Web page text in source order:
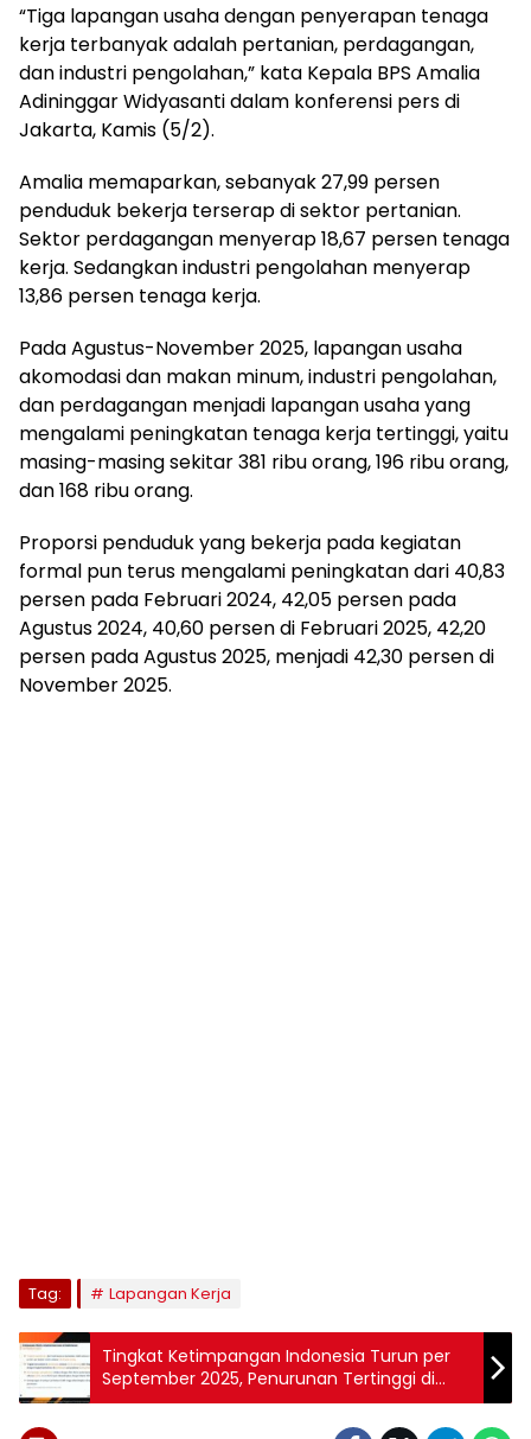
“Tiga lapangan usaha dengan penyerapan tenaga
kerja terbanyak adalah pertanian, perdagangan,
dan industri pengolahan,” kata Kepala BPS Amalia
Adininggar Widyasanti dalam konferensi pers di
Jakarta, Kamis (5/2).
Amalia memaparkan, sebanyak 27,99 persen
penduduk bekerja terserap di sektor pertanian.
Sektor perdagangan menyerap 18,67 persen tenaga
kerja. Sedangkan industri pengolahan menyerap
13,86 persen tenaga kerja.
Pada Agustus-November 2025, lapangan usaha
akomodasi dan makan minum, industri pengolahan,
dan perdagangan menjadi lapangan usaha yang
mengalami peningkatan tenaga kerja tertinggi, yaitu
masing-masing sekitar 381 ribu orang, 196 ribu orang,
dan 168 ribu orang.
Proporsi penduduk yang bekerja pada kegiatan
formal pun terus mengalami peningkatan dari 40,83
persen pada Februari 2024, 42,05 persen pada
Agustus 2024, 40,60 persen di Februari 2025, 42,20
persen pada Agustus 2025, menjadi 42,30 persen di
November 2025.
Tag: Lapangan Kerja
Tingkat Ketimpangan Indonesia Turun per
September 2025, Penurunan Tertinggi di
Perkotaan